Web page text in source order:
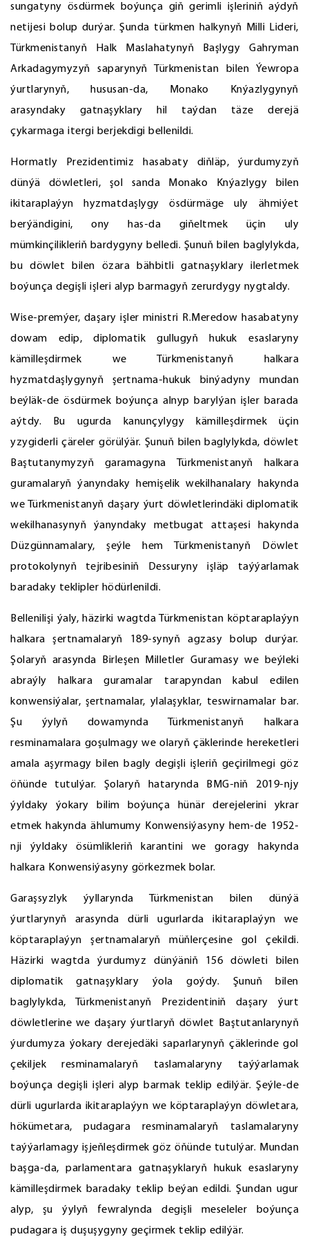
sungatyny ösdürmek boýunça giň gerimli işleriniň aýdyň
netijesi bolup durýar. Şunda türkmen halkynyň Milli Lideri,
Türkmenistanyň Halk Maslahatynyň Başlygy Gahryman
Arkadagymyzyň saparynyň Türkmenistan bilen Ýewropa
ýurtlarynyň, hususan-da, Monako Knýazlygynyň
arasyndaky gatnaşyklary hil taýdan täze derejä
çykarmaga itergi berjekdigi bellenildi.
Hormatly Prezidentimiz hasabaty diňläp, ýurdumyzyň
dünýä döwletleri, şol sanda Monako Knýazlygy bilen
ikitaraplaýyn hyzmatdaşlygy ösdürmäge uly ähmiýet
berýändigini, ony has-da giňeltmek üçin uly
mümkinçilikleriň bardygyny belledi. Şunuň bilen baglylykda,
bu döwlet bilen özara bähbitli gatnaşyklary ilerletmek
boýunça degişli işleri alyp barmagyň zerurdygy nygtaldy.
Wise-premýer, daşary işler ministri R.Meredow hasabatyny
dowam edip, diplomatik gullugyň hukuk esaslaryny
kämilleşdirmek we Türkmenistanyň halkara
hyzmatdaşlygynyň şertnama-hukuk binýadyny mundan
beýläk-de ösdürmek boýunça alnyp barylýan işler barada
aýtdy. Bu ugurda kanunçylygy kämilleşdirmek üçin
yzygiderli çäreler görülýär. Şunuň bilen baglylykda, döwlet
Baştutanymyzyň garamagyna Türkmenistanyň halkara
guramalaryň ýanyndaky hemişelik wekilhanalary hakynda
we Türkmenistanyň daşary ýurt döwletlerindäki diplomatik
wekilhanasynyň ýanyndaky metbugat attaşesi hakynda
Düzgünnamalary, şeýle hem Türkmenistanyň Döwlet
protokolynyň tejribesiniň Dessuryny işläp taýýarlamak
baradaky teklipler hödürlenildi.
Bellenilişi ýaly, häzirki wagtda Türkmenistan köptaraplaýyn
halkara şertnamalaryň 189-synyň agzasy bolup durýar.
Şolaryň arasynda Birleşen Milletler Guramasy we beýleki
abraýly halkara guramalar tarapyndan kabul edilen
konwensiýalar, şertnamalar, ylalaşyklar, teswirnamalar bar.
Şu ýylyň dowamynda Türkmenistanyň halkara
resminamalara goşulmagy we olaryň çäklerinde hereketleri
amala aşyrmagy bilen bagly degişli işleriň geçirilmegi göz
öňünde tutulýar. Şolaryň hatarynda BMG-niň 2019-njy
ýyldaky ýokary bilim boýunça hünär derejelerini ykrar
etmek hakynda ählumumy Konwensiýasyny hem-de 1952-
nji ýyldaky ösümlikleriň karantini we goragy hakynda
halkara Konwensiýasyny görkezmek bolar.
Garaşsyzlyk ýyllarynda Türkmenistan bilen dünýä
ýurtlarynyň arasynda dürli ugurlarda ikitaraplaýyn we
köptaraplaýyn şertnamalaryň müňlerçesine gol çekildi.
Häzirki wagtda ýurdumyz dünýäniň 156 döwleti bilen
diplomatik gatnaşyklary ýola goýdy. Şunuň bilen
baglylykda, Türkmenistanyň Prezidentiniň daşary ýurt
döwletlerine we daşary ýurtlaryň döwlet Baştutanlarynyň
ýurdumyza ýokary derejedäki saparlarynyň çäklerinde gol
çekiljek resminamalaryň taslamalaryny taýýarlamak
boýunça degişli işleri alyp barmak teklip edilýär. Şeýle-de
dürli ugurlarda ikitaraplaýyn we köptaraplaýyn döwletara,
hökümetara, pudagara resminamalaryň taslamalaryny
taýýarlamagy işjeňleşdirmek göz öňünde tutulýar. Mundan
başga-da, parlamentara gatnaşyklaryň hukuk esaslaryny
kämilleşdirmek baradaky teklip beýan edildi. Şundan ugur
alyp, şu ýylyň fewralynda degişli meseleler boýunça
pudagara iş duşuşygyny geçirmek teklip edilýär.